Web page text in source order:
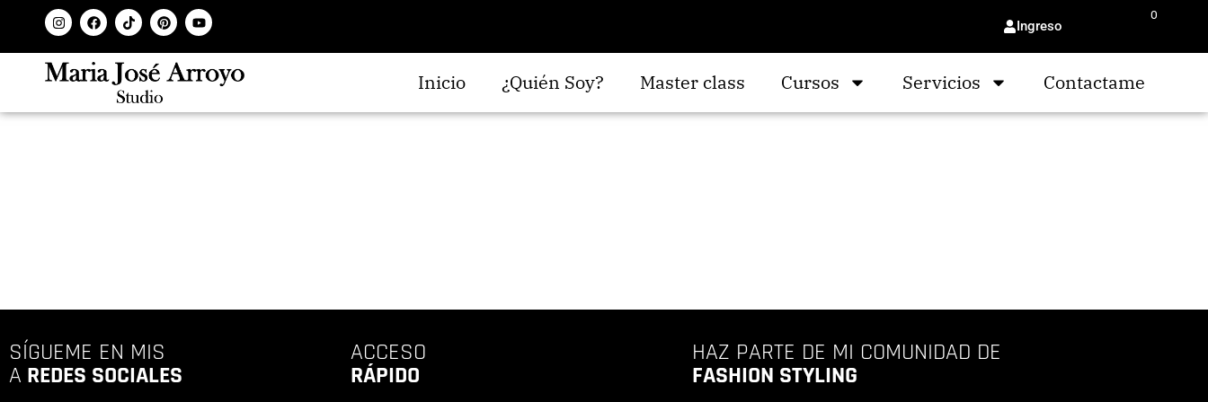
Ingreso
0
Inicio ¿Quién Soy? Master class Cursos Servicios Contactame
SÍGUEME EN MIS
A REDES SOCIALES
ACCESO
RÁPIDO
HAZ PARTE DE MI COMUNIDAD DE
FASHION STYLING